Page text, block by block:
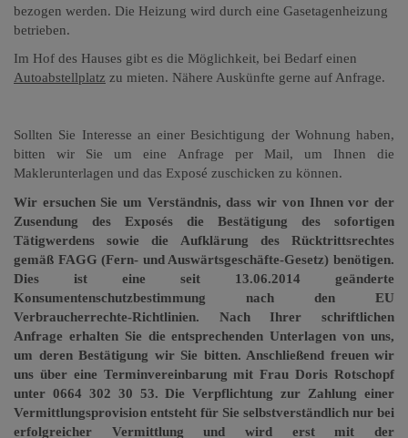
bezogen werden. Die Heizung wird durch eine Gasetagenheizung
betrieben.
Im Hof des Hauses gibt es die Möglichkeit, bei Bedarf einen
Autoabstellplatz zu mieten. Nähere Auskünfte gerne auf Anfrage.
Sollten Sie Interesse an einer Besichtigung der Wohnung haben,
bitten wir Sie um eine Anfrage per Mail, um Ihnen die
Maklerunterlagen und das Exposé zuschicken zu können.
Wir ersuchen Sie um Verständnis, dass wir von Ihnen vor der
Zusendung des Exposés die Bestätigung des sofortigen
Tätigwerdens sowie die Aufklärung des Rücktrittsrechtes
gemäß FAGG (Fern- und Auswärtsgeschäfte-Gesetz) benötigen.
Dies ist eine seit 13.06.2014 geänderte
Konsumentenschutzbestimmung nach den EU
Verbraucherrechte-Richtlinien. Nach Ihrer schriftlichen
Anfrage erhalten Sie die entsprechenden Unterlagen von uns,
um deren Bestätigung wir Sie bitten. Anschließend freuen wir
uns über eine Terminvereinbarung mit Frau Doris Rotschopf
unter 0664 302 30 53. Die Verpflichtung zur Zahlung einer
Vermittlungsprovision entsteht für Sie selbstverständlich nur bei
erfolgreicher Vermittlung und wird erst mit der